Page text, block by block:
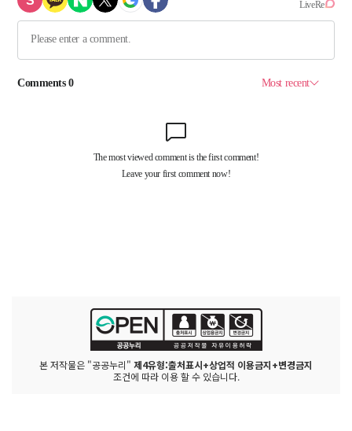
본 저작물은 "공공누리" 제4유형:출처표시+상업적 이용금지+변경금지
조건에 따라 이용 할 수 있습니다.